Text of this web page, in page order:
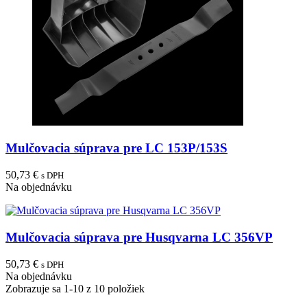
Mulčovacia súprava pre LC 153P/153S
50,73 € s DPH
Na objednávku
Mulčovacia súprava pre Husqvarna LC 356VP
50,73 € s DPH
Na objednávku
Zobrazuje sa 1-10 z 10 položiek